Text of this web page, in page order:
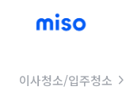
이사청소/입주청소